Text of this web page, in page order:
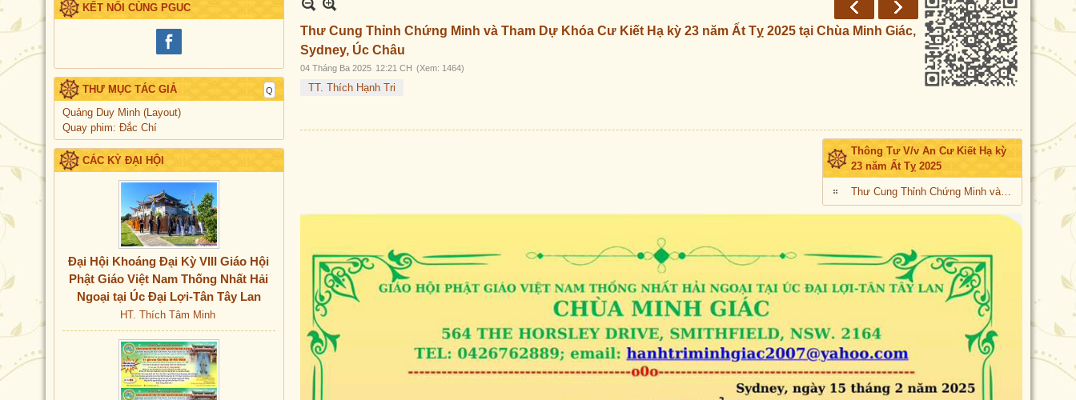
KẾT NỐI CÙNG PGUC
THƯ MỤC TÁC GIẢ
Quảng Duy Minh (Layout)
Quay phim: Đắc Chí
CÁC KỲ ĐẠI HỘI
Đại Hội Khoáng Đại Kỳ VIII Giáo Hội
Phật Giáo Việt Nam Thống Nhất Hải
Ngoại tại Úc Đại Lợi-Tân Tây Lan
HT. Thích Tâm Minh
Thư Cung Thỉnh Chứng Minh và Tham Dự Khóa Cư Kiết Hạ kỳ 23 năm Ất Tỵ 2025 tại Chùa Minh Giác,
Sydney, Úc Châu
04 Tháng Ba 2025 12:21 CH (Xem: 1464)
TT. Thích Hạnh Tri
Thông Tư V/v An Cư Kiết Hạ kỳ
23 năm Ất Tỵ 2025
Thư Cung Thỉnh Chứng Minh và Tham Dự Khóa Cư Kiết Hạ kỳ 23 năm Ất Tỵ 2025 tại Chùa Minh Giác, Sydney, Úc Châu